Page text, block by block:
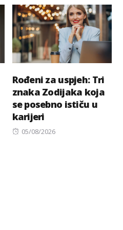
Rođeni za uspjeh: Tri
znaka Zodijaka koja
se posebno ističu u
karijeri
Posted
05/08/2026